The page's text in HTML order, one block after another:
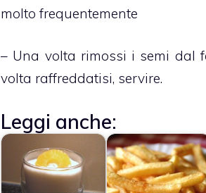
molto frequentemente
– Una volta rimossi i semi dal
volta raffreddatisi, servire.
Leggi anche: